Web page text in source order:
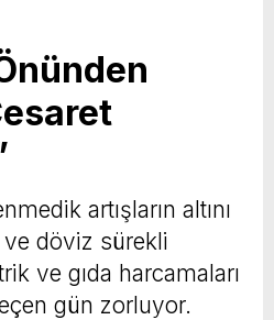
artışların altını
ve döviz sürekli
ve gıda harcamaları
gün zorluyor.